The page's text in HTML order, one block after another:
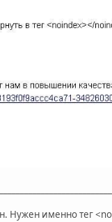
Нужен именно тег